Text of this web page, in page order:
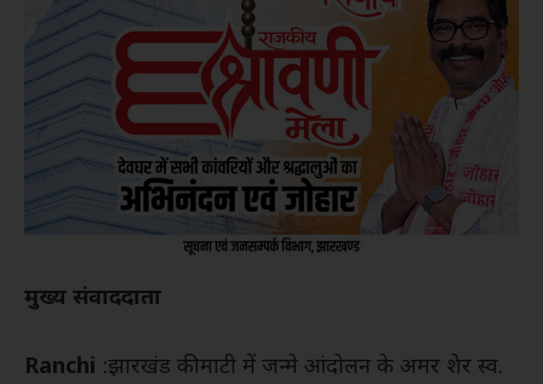
मुख्य संवाददाता
Ranchi :झारखंड की माटी में जन्मे आंदोलन के अमर शेर स्व.